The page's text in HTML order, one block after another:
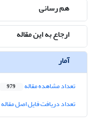
هم رسانی
ارجاع به این مقاله
آمار
تعداد مشاهده مقاله 979
تعداد دریافت فایل اصل مقاله